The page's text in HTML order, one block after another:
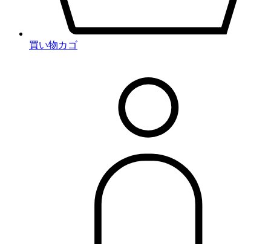
買い物カゴ